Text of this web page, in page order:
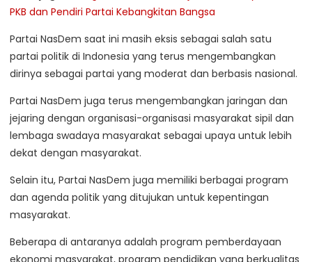
PKB dan Pendiri Partai Kebangkitan Bangsa
Partai NasDem saat ini masih eksis sebagai salah satu
partai politik di Indonesia yang terus mengembangkan
dirinya sebagai partai yang moderat dan berbasis nasional.
Partai NasDem juga terus mengembangkan jaringan dan
jejaring dengan organisasi-organisasi masyarakat sipil dan
lembaga swadaya masyarakat sebagai upaya untuk lebih
dekat dengan masyarakat.
Selain itu, Partai NasDem juga memiliki berbagai program
dan agenda politik yang ditujukan untuk kepentingan
masyarakat.
Beberapa di antaranya adalah program pemberdayaan
ekonomi masyarakat, program pendidikan yang berkualitas